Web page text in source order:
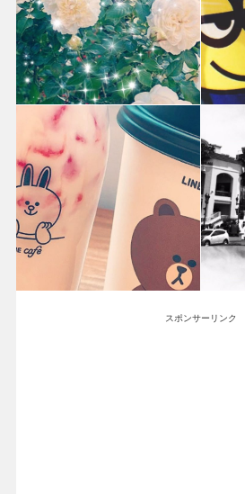
スポンサーリンク